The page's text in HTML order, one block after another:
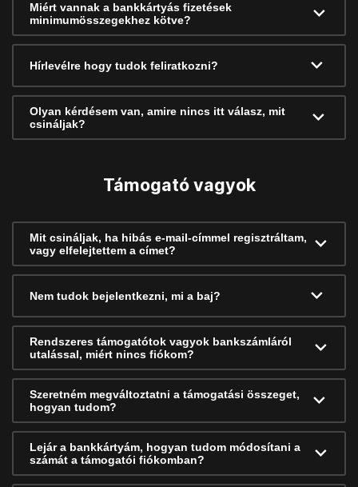
Miért vannak a bankkártyás fizetések
minimumösszegekhez kötve?
Hírlevélre hogy tudok feliratkozni?
Olyan kérdésem van, amire nincs itt válasz, mit
csináljak?
Támogató vagyok
Mit csináljak, ha hibás e-mail-címmel regisztráltam,
vagy elfelejtettem a címet?
Nem tudok bejelentkezni, mi a baj?
Rendszeres támogatótok vagyok bankszámláról
utalással, miért nincs fiókom?
Szeretném megváltoztatni a támogatási összeget,
hogyan tudom?
Lejár a bankkártyám, hogyan tudom módosítani a
számát a támogatói fiókomban?